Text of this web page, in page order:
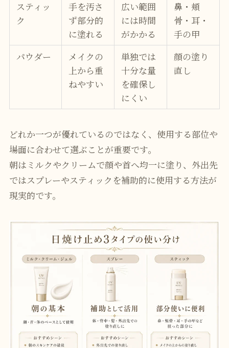
スティッ
ク
手を汚さ
ず部分的
に塗れる
広い範囲
には時間
がかかる
鼻・頬
骨・耳・
手の甲
パウダー
メイクの
上から重
ねやすい
単独では
十分な量
を確保し
にくい
顔の塗り
直し
どれか一つが優れているのではなく、使用する部位や
場面に合わせて選ぶことが重要です。
朝はミルクやクリームで顔や首へ均一に塗り、外出先
ではスプレーやスティックを補助的に使用する方法が
現実的です。